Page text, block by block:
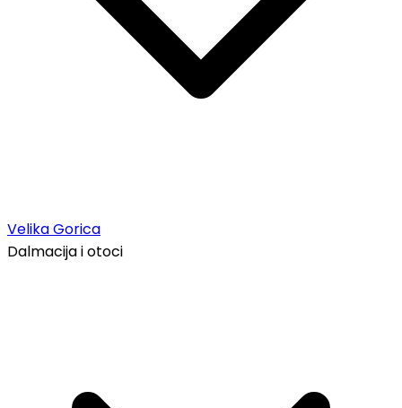
Velika Gorica
Dalmacija i otoci